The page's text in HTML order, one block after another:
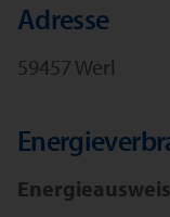
Adresse
59457 Werl